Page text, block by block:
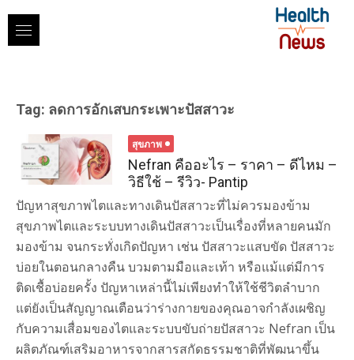
content
Tag: ลดการอักเสบกระเพาะปัสสาวะ
สุขภาพ
Nefran คืออะไร – ราคา – ดีไหม –
วิธีใช้ – รีวิว- Pantip
ปัญหาสุขภาพไตและทางเดินปัสสาวะที่ไม่ควรมองข้าม
สุขภาพไตและระบบทางเดินปัสสาวะเป็นเรื่องที่หลายคนมัก
มองข้าม จนกระทั่งเกิดปัญหา เช่น ปัสสาวะแสบขัด ปัสสาวะ
บ่อยในตอนกลางคืน บวมตามมือและเท้า หรือแม้แต่มีการ
ติดเชื้อบ่อยครั้ง ปัญหาเหล่านี้ไม่เพียงทำให้ใช้ชีวิตลำบาก
แต่ยังเป็นสัญญาณเตือนว่าร่างกายของคุณอาจกำลังเผชิญ
กับความเสื่อมของไตและระบบขับถ่ายปัสสาวะ Nefran เป็น
ผลิตภัณฑ์เสริมอาหารจากสารสกัดธรรมชาติที่พัฒนาขึ้น